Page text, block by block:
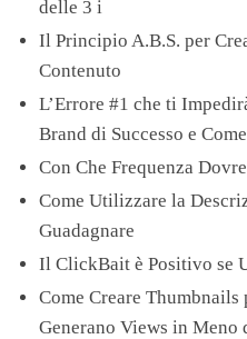
delle 3 i
Il Principio A.B.S. per
Contenuto
L’Errore #1 che ti
Brand di Successo e
Con Che Frequenza
Come Utilizzare la
Guadagnare
Il ClickBait è Positivo se
Come Creare Thumbnails
Generano Views in Meno